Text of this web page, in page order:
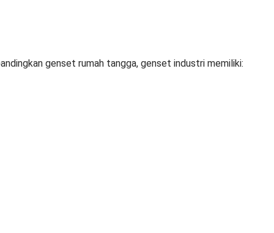
genset rumah tangga, genset industri memiliki: